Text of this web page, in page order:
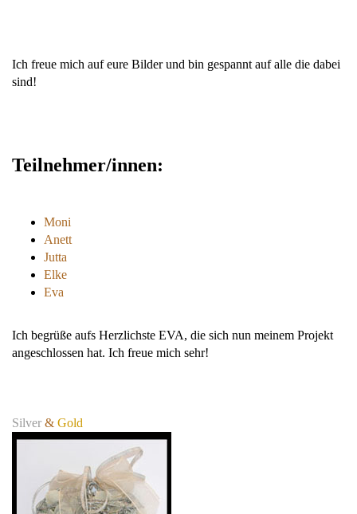
Ich freue mich auf eure Bilder und bin gespannt auf alle die dabei
sind!
Teilnehmer/innen:
Moni
Anett
Jutta
Elke
Eva
Ich begrüße aufs Herzlichste EVA, die sich nun meinem Projekt
angeschlossen hat. Ich freue mich sehr!
Silver & Gold